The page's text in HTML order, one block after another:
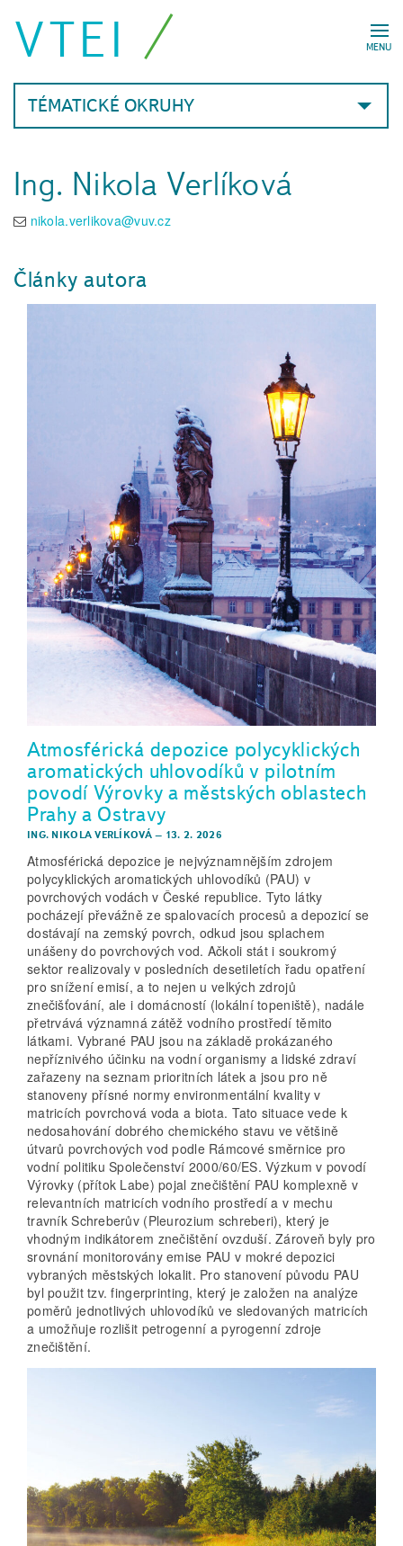
MENU
VTEI
TÉMATICKÉ OKRUHY
Ing. Nikola Verlíková
nikola.verlikova@vuv.cz
Články autora
Atmosférická depozice polycyklických
aromatických uhlovodíků v pilotním
povodí Výrovky a městských oblastech
Prahy a Ostravy
ING. NIKOLA VERLÍKOVÁ– 13. 2. 2026
Atmosférická depozice je nejvýznamnějším zdrojem
polycyklických aromatických uhlovodíků (PAU) v
povrchových vodách v České republice. Tyto látky
pocházejí převážně ze spalovacích procesů a depozicí se
dostávají na zemský povrch, odkud jsou splachem
unášeny do povrchových vod. Ačkoli stát i soukromý
sektor realizovaly v posledních desetiletích řadu opatření
pro snížení emisí, a to nejen u velkých zdrojů
znečišťování, ale i domácností (lokální topeniště), nadále
přetrvává významná zátěž vodního prostředí těmito
látkami. Vybrané PAU jsou na základě prokázaného
nepříznivého účinku na vodní organismy a lidské zdraví
zařazeny na seznam prioritních látek a jsou pro ně
stanoveny přísné normy environmentální kvality v
matricích povrchová voda a biota. Tato situace vede k
nedosahování dobrého chemického stavu ve většině
útvarů povrchových vod podle Rámcové směrnice pro
vodní politiku Společenství 2000/60/ES. Výzkum v povodí
Výrovky (přítok Labe) pojal znečištění PAU komplexně v
relevantních matricích vodního prostředí a v mechu
travník Schreberův (Pleurozium schreberi), který je
vhodným indikátorem znečištění ovzduší. Zároveň byly pro
srovnání monitorovány emise PAU v mokré depozici
vybraných městských lokalit. Pro stanovení původu PAU
byl použit tzv. fingerprinting, který je založen na analýze
poměrů jednotlivých uhlovodíků ve sledovaných matricích
a umožňuje rozlišit petrogenní a pyrogenní zdroje
znečištění.